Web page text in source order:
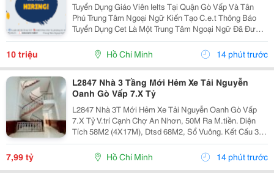
Tuyển Dụng Giáo Viên Ielts Tại Quận Gò Vấp Và Tân
Phú Trung Tâm Ngoại Ngữ Kiến Tạo C.e.t Thông Báo
Tuyển Dụng Cet Là Một Trung Tâm Ngoại Ngữ Đã Được
Thành Lập 16 Năm Chuyên Về Chương Trình Anh Văn
Học Thuật Ielts &Ndash; Toefl Ibt. Trung Tâm...
10 triệu Hồ Chí Minh 14 phút trước
L2847 Nhà 3 Tầng Mới Hẻm Xe Tải Nguyễn
Oanh Gò Vấp 7.X Tỷ
L2847 Nhà 3T Mới Hẻm Xe Tải Nguyễn Oanh Gò Vấp
7.X Tỷ V.trí Cạnh Chợ An Nhơn, 50M Ra M.tiền. Diện
Tích 58M2 (4X17M), Dtsd 68M2, Sổ Vuông. Kết Cấu 3
Tầng, 3 P.ngủ, 3Wc, Ở Ngay. Đường Thông 5M Xe Tải
Tới Nhà. Zalo Ngay Để Xem Nhà!
7,99 tỷ Hồ Chí Minh 14 phút trước